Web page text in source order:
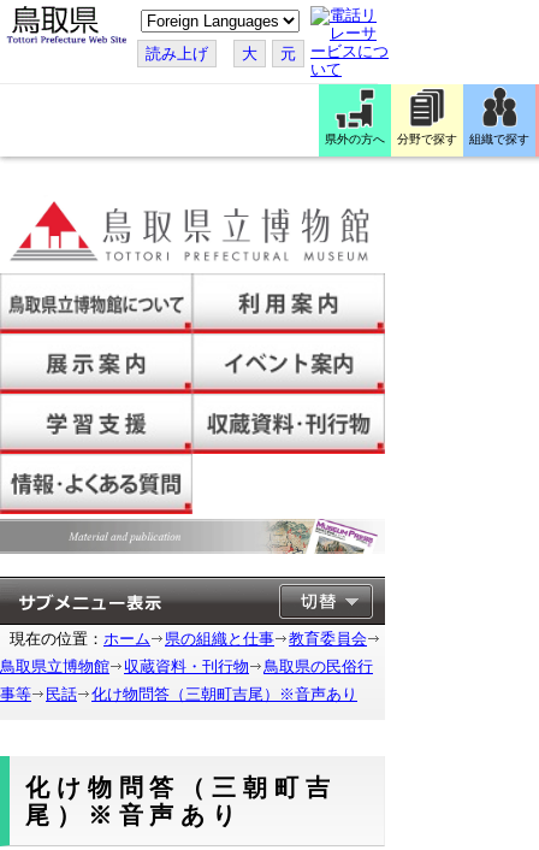
こ
の
ペ
ー
す
読み上げ 大 元
県外の方へ 分野で探す 組織で探す
現在の位置： ホーム 県の組織と仕事
教育委員会
鳥取県立博物館
収蔵資料・刊行物
鳥取県の民俗行
事等
民話 化け物問答（三朝町吉尾）※音声あり
化け物問答（三朝町吉
尾）※音声あり